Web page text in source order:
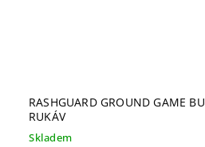
RASHGUARD GROUND GAME
RUKÁV
Skladem